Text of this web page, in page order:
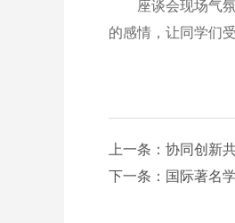
座谈会现场气氛
的感情，让同学们
上一条：协同创新
下一条：国际著名